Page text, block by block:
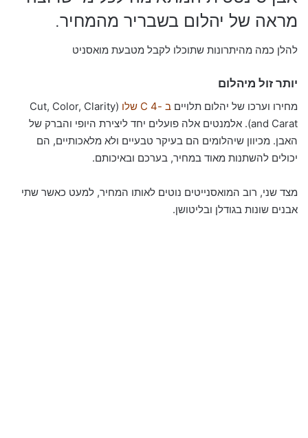
מראה של יהלום בשבריר מהמחיר.
להלן כמה מהיתרונות שתוכלו לקבל מטבעת מואסניט
יותר זול מיהלום
מחירו וערכו של יהלום תלויים ב -4 C שלו
(Cut, Color, Clarity
and Carat). אלמנטים אלה פועלים יחד ליצירת היופי והברק של
האבן. מכיוון שיהלומים הם בעיקר טבעיים ולא מלאכותיים, הם
יכולים להשתנות מאוד במחיר, בערכם ובאיכותם.
מצד שני, רוב המואסנייטים נוטים לאותו המחיר, למעט כאשר שתי
אבנים שונות בגודלן ובליטושן.